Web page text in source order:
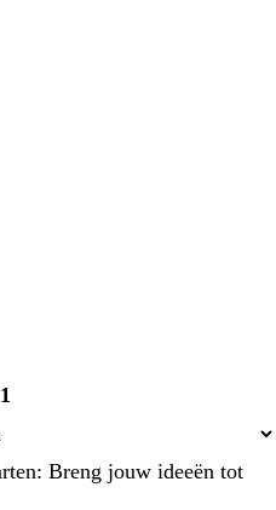
Pagina
1
Breng jouw ideeën tot